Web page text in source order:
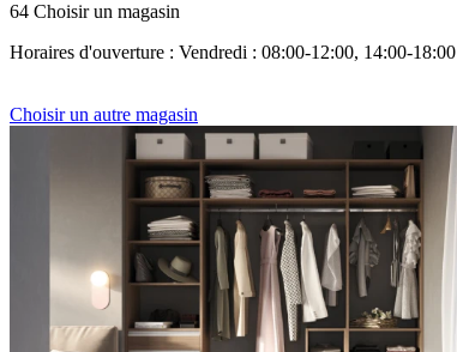
64 Choisir un magasin
Horaires d'ouverture : Vendredi : 08:00-12:00, 14:00-18:00
Choisir un autre magasin